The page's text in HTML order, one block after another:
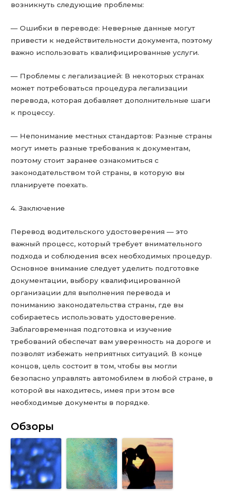
возникнуть следующие проблемы:
— Ошибки в переводе: Неверные данные могут
привести к недействительности документа, поэтому
важно использовать квалифицированные услуги.
— Проблемы с легализацией: В некоторых странах
может потребоваться процедура легализации
перевода, которая добавляет дополнительные шаги
к процессу.
— Непонимание местных стандартов: Разные страны
могут иметь разные требования к документам,
поэтому стоит заранее ознакомиться с
законодательством той страны, в которую вы
планируете поехать.
4. Заключение
Перевод водительского удостоверения — это
важный процесс, который требует внимательного
подхода и соблюдения всех необходимых процедур.
Основное внимание следует уделить подготовке
документации, выбору квалифицированной
организации для выполнения перевода и
пониманию законодательства страны, где вы
собираетесь использовать удостоверение.
Заблаговременная подготовка и изучение
требований обеспечат вам уверенность на дороге и
позволят избежать неприятных ситуаций. В конце
концов, цель состоит в том, чтобы вы могли
безопасно управлять автомобилем в любой стране, в
которой вы находитесь, имея при этом все
необходимые документы в порядке.
Обзоры